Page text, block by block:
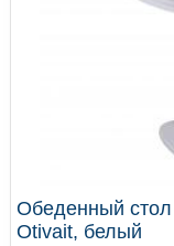
Обеденный стол
Otivait, белый